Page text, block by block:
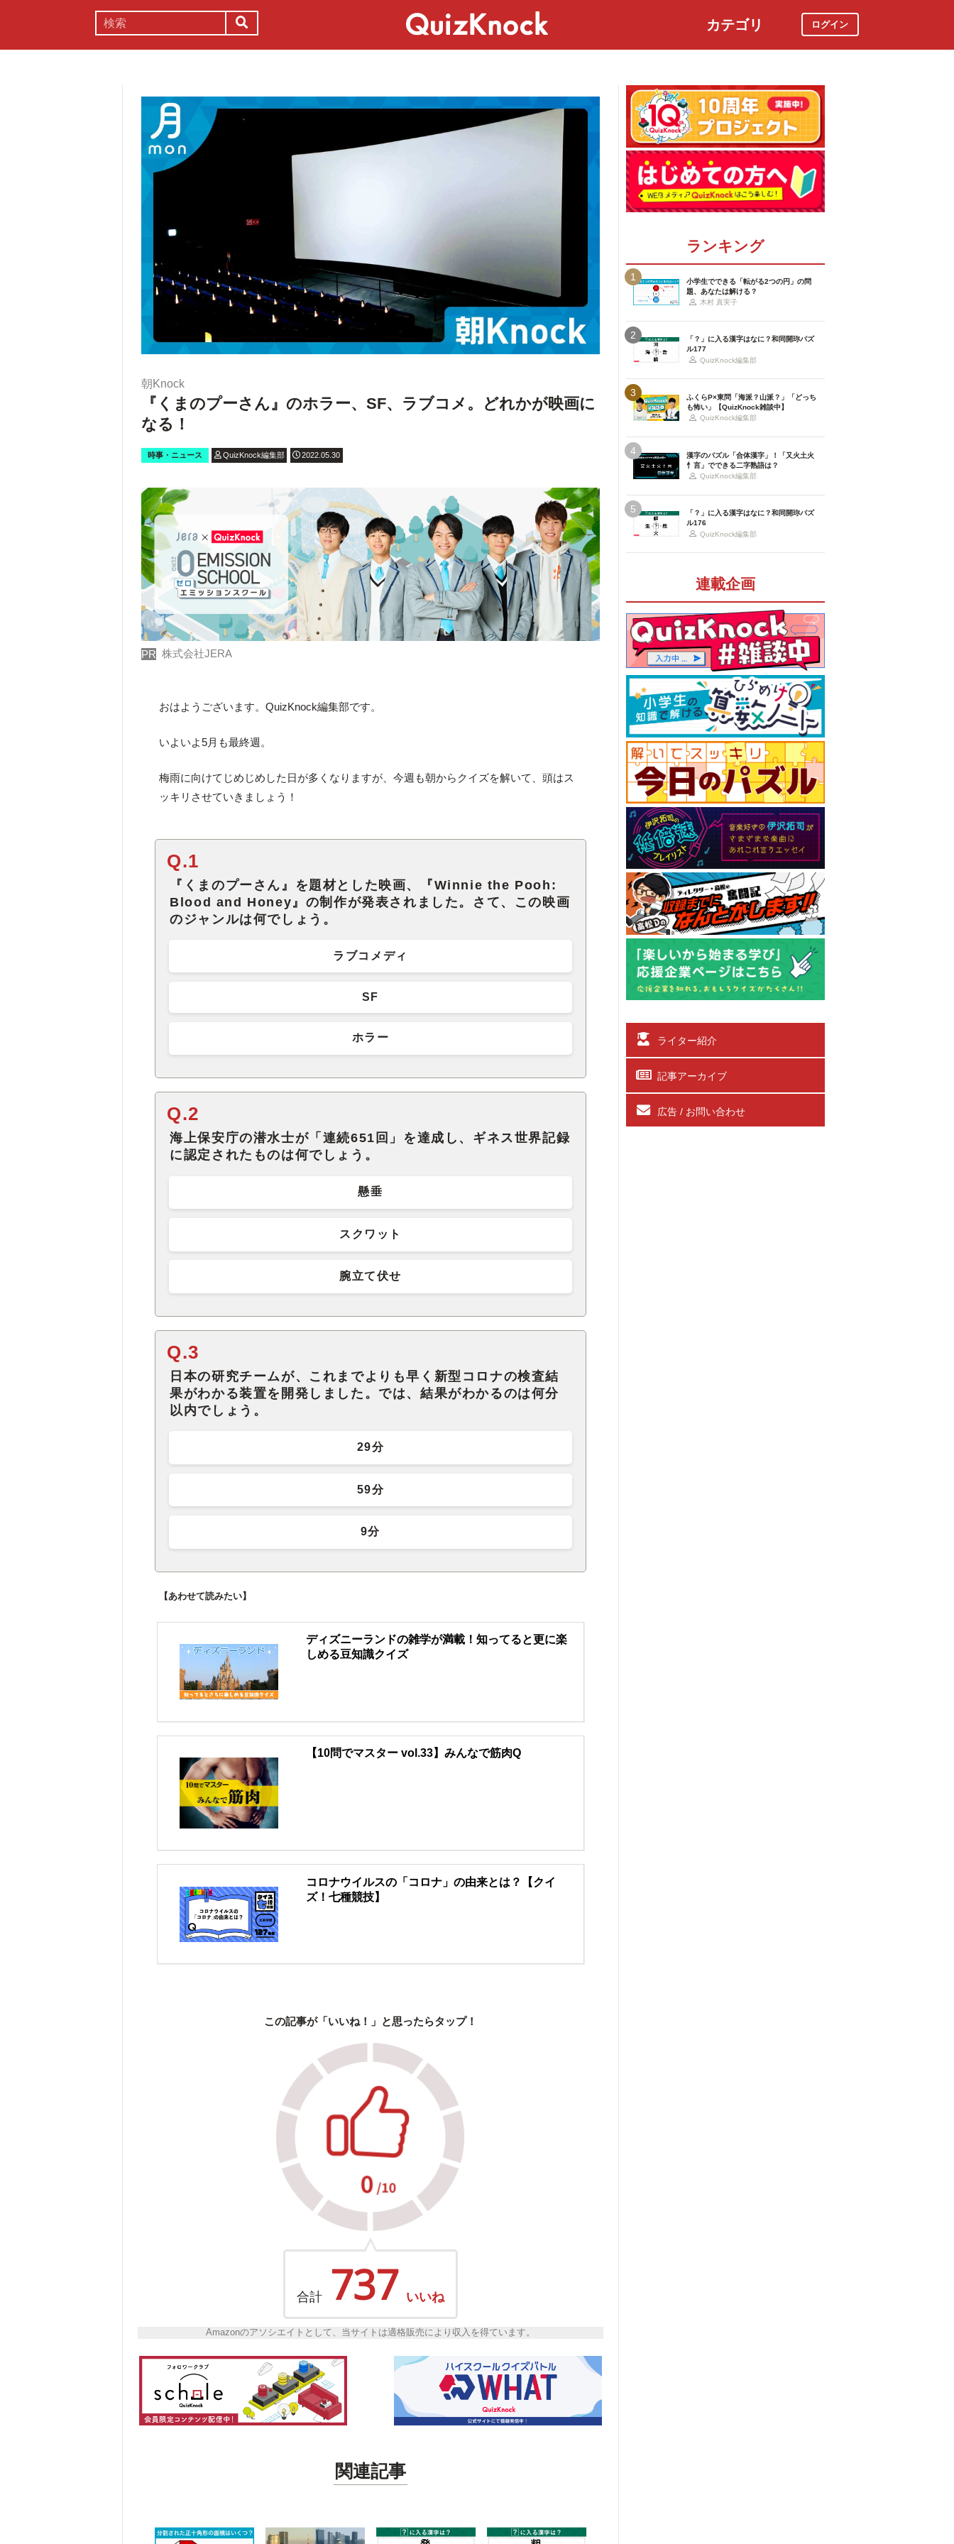
カテゴリ ログイン
朝Knock
『くまのプーさん』のホラー、SF、ラブコメ。どれかが映画に
なる！
時事・ニュース QuizKnock編集部 2022.05.30
PR 株式会社JERA
おはようございます。QuizKnock編集部です。
いよいよ5月も最終週。
梅雨に向けてじめじめした日が多くなりますが、今週も朝からクイズを解いて、頭はス
ッキリさせていきましょう！
Q.1
『くまのプーさん』を題材とした映画、『Winnie the Pooh:
Blood and Honey』の制作が発表されました。さて、この映画
のジャンルは何でしょう。
ラブコメディ
SF
ホラー
Q.2
海上保安庁の潜水士が「連続651回」を達成し、ギネス世界記録
に認定されたものは何でしょう。
懸垂
スクワット
腕立て伏せ
Q.3
日本の研究チームが、これまでよりも早く新型コロナの検査結
果がわかる装置を開発しました。では、結果がわかるのは何分
以内でしょう。
29分
59分
9分
【あわせて読みたい】
ディズニーランドの雑学が満載！知ってると更に楽
しめる豆知識クイズ
【10問でマスター vol.33】みんなで筋肉Q
コロナウイルスの「コロナ」の由来とは？【クイ
ズ！七種競技】
この記事が「いいね！」と思ったらタップ！
合計 737 いいね
Amazonのアソシエイトとして、当サイトは適格販売により収入を得ています。
関連記事
ランキング
1
小学生でできる「転がる2つの円」の問
題、あなたは解ける？
木村 真実子
2
「？」に入る漢字はなに？和同開珎パズ
ル177
QuizKnock編集部
3
ふくらP×東問「海派？山派？」「どっち
も怖い」【QuizKnock雑談中】
QuizKnock編集部
4
漢字のパズル「合体漢字」！「又火土火
忄言」でできる二字熟語は？
QuizKnock編集部
5
「？」に入る漢字はなに？和同開珎パズ
ル176
QuizKnock編集部
連載企画
ライター紹介
記事アーカイブ
広告 / お問い合わせ